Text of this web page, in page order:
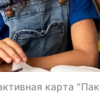
карта